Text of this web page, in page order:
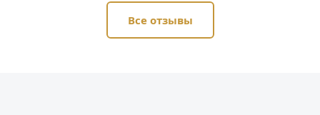
Все отзывы